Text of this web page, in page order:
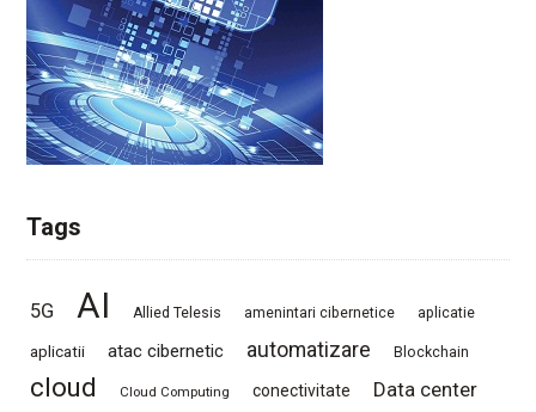
Tags
5G AI Allied Telesis amenintari cibernetice aplicatie
aplicatii atac cibernetic automatizare Blockchain
cloud Cloud Computing conectivitate Data center